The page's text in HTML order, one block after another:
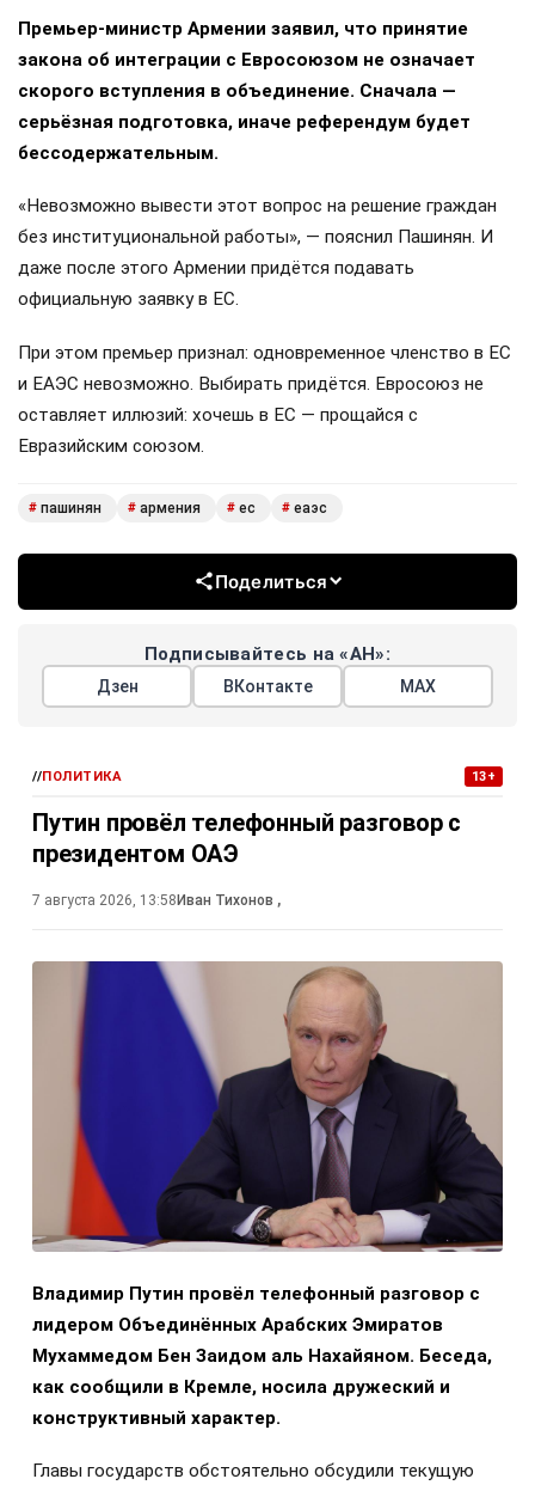
Премьер-министр Армении заявил, что принятие
закона об интеграции с Евросоюзом не означает
скорого вступления в объединение. Сначала —
серьёзная подготовка, иначе референдум будет
бессодержательным.
«Невозможно вывести этот вопрос на решение граждан
без институциональной работы», — пояснил Пашинян. И
даже после этого Армении придётся подавать
официальную заявку в ЕС.
При этом премьер признал: одновременное членство в ЕС
и ЕАЭС невозможно. Выбирать придётся. Евросоюз не
оставляет иллюзий: хочешь в ЕС — прощайся с
Евразийским союзом.
# пашинян # армения # ес # еаэс
Поделиться
Подписывайтесь на «АН»:
Дзен ВКонтакте МАХ
//ПОЛИТИКА 13+
Путин провёл телефонный разговор с
президентом ОАЭ
7 августа 2026, 13:58 Иван Тихонов ,
Владимир Путин провёл телефонный разговор с
лидером Объединённых Арабских Эмиратов
Мухаммедом Бен Заидом аль Нахайяном. Беседа,
как сообщили в Кремле, носила дружеский и
конструктивный характер.
Главы государств обстоятельно обсудили текущую